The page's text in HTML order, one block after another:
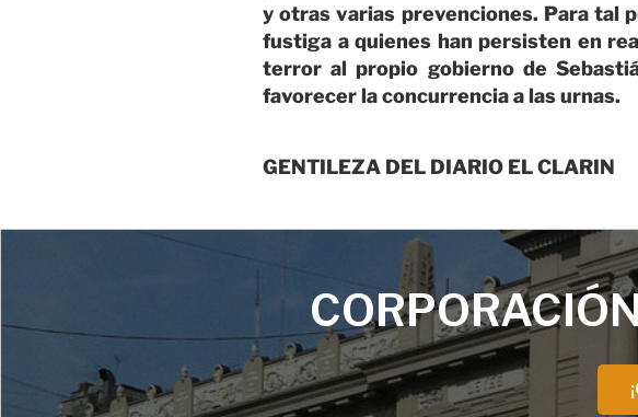
y otras varias prevenciones. Para tal
fustiga a quienes han persisten en
terror al propio gobierno de
favorecer la concurrencia a las urnas.
GENTILEZA DEL DIARIO EL CLARIN